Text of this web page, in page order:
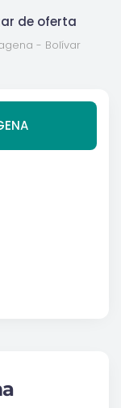
de oferta
- Bolívar